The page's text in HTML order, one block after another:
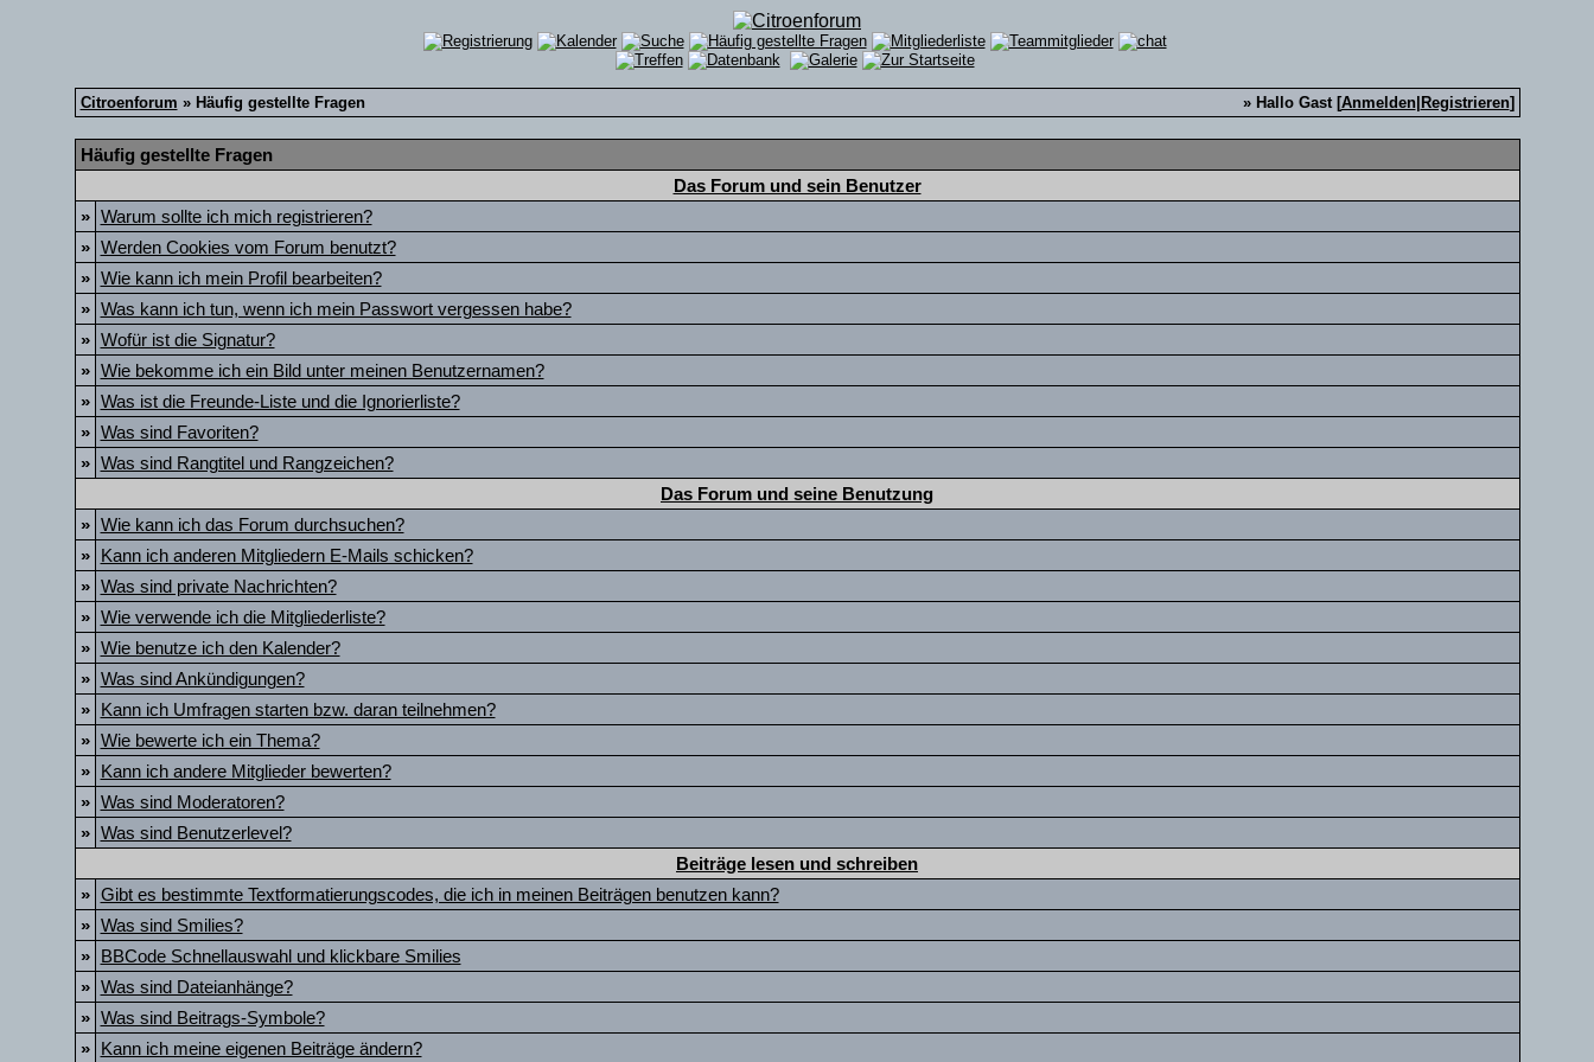
Citroenforum » Häufig gestellte Fragen » Hallo Gast [Anmelden| Registrieren]
Häufig gestellte Fragen
Das Forum und sein Benutzer
» Warum sollte ich mich registrieren?
» Werden Cookies vom Forum benutzt?
» Wie kann ich mein Profil bearbeiten?
» Was kann ich tun, wenn ich mein Passwort vergessen habe?
» Wofür ist die Signatur?
» Wie bekomme ich ein Bild unter meinen Benutzernamen?
» Was ist die Freunde-Liste und die Ignorierliste?
» Was sind Favoriten?
» Was sind Rangtitel und Rangzeichen?
Das Forum und seine Benutzung
» Wie kann ich das Forum durchsuchen?
»
Kann ich anderen Mitgliedern E-Mails schicken?
» Was sind private Nachrichten?
» Wie verwende ich die Mitgliederliste?
» Wie benutze ich den Kalender?
» Was sind Ankündigungen?
»
Kann ich Umfragen starten bzw. daran teilnehmen?
» Wie bewerte ich ein Thema?
»
Kann ich andere Mitglieder bewerten?
» Was sind Moderatoren?
» Was sind Benutzerlevel?
Beiträge lesen und schreiben
» Gibt es bestimmte Textformatierungscodes, die ich in meinen Beiträgen benutzen kann?
» Was sind Smilies?
»
BBCode Schnellauswahl und klickbare Smilies
» Was sind Dateianhänge?
» Was sind Beitrags-Symbole?
»
Kann ich meine eigenen Beiträge ändern?